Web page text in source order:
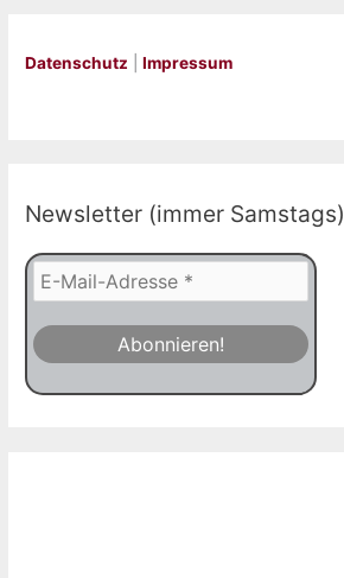
Datenschutz |Impressum
Newsletter (immer Samstags)